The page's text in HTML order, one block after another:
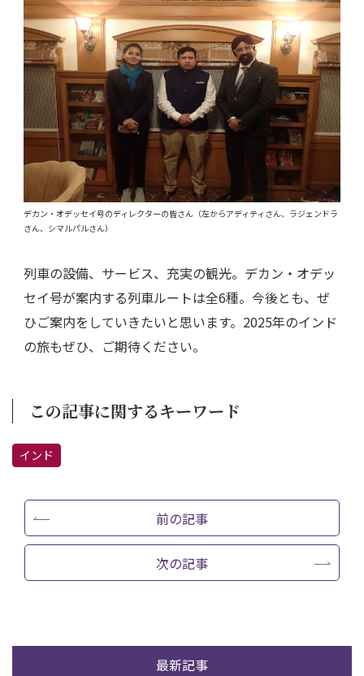
デカン・オデッセイ号のディレクターの皆さん（左からアディティさん、ラジェンドラ
さん、シマルパルさん）
列車の設備、サービス、充実の観光。デカン・オデッ
セイ号が案内する列車ルートは全6種。今後とも、ぜ
ひご案内をしていきたいと思います。2025年のインド
の旅もぜひ、ご期待ください。
この記事に関するキーワード
インド
前の記事
次の記事
最新記事